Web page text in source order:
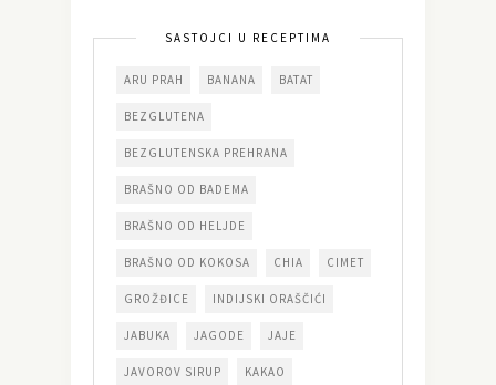
SASTOJCI U RECEPTIMA
ARU PRAH BANANA BATAT
BEZGLUTENA
BEZGLUTENSKA PREHRANA
BRAŠNO OD BADEMA
BRAŠNO OD HELJDE
BRAŠNO OD KOKOSA CHIA CIMET
GROŽĐICE INDIJSKI ORAŠČIĆI
JABUKA JAGODE JAJE
JAVOROV SIRUP KAKAO